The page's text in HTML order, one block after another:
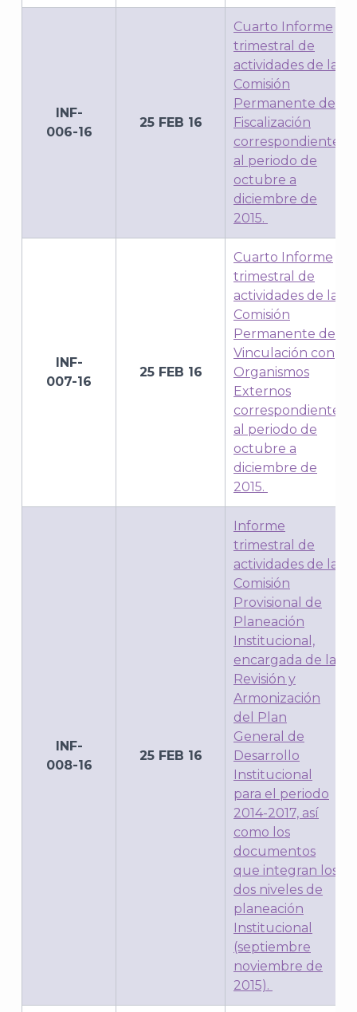
INF-
006-16
25 FEB 16
Cuarto Informe
trimestral de
actividades de la
Comisión
Permanente de
Fiscalización
correspondiente
al periodo de
octubre a
diciembre de
2015.
INF-
007-16
25 FEB 16
Cuarto Informe
trimestral de
actividades de la
Comisión
Permanente de
Vinculación con
Organismos
Externos
correspondiente
al periodo de
octubre a
diciembre de
2015.
INF-
008-16
25 FEB 16
Informe
trimestral de
actividades de la
Comisión
Provisional de
Planeación
Institucional,
encargada de la
Revisión y
Armonización
del Plan
General de
Desarrollo
Institucional
para el periodo
2014-2017, así
como los
documentos
que integran los
dos niveles de
planeación
Institucional
(septiembre
noviembre de
2015).